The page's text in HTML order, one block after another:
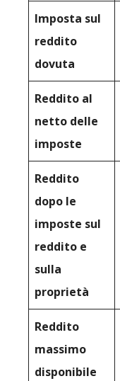
Imposta sul
reddito
dovuta
Reddito al
netto delle
imposte
Reddito
dopo le
imposte sul
reddito e
sulla
proprietà
Reddito
massimo
disponibile